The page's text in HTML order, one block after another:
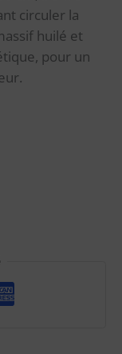
circuler la
huilé et
pour un